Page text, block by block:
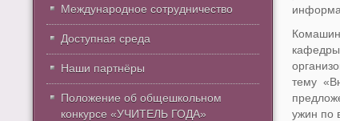
тему
ужин по
Международное сотрудничество
Доступная среда
Наши партнёры
Положение об общешкольном
конкурсе «УЧИТЕЛЬ ГОДА»